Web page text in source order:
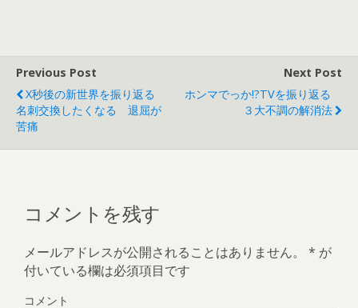
で
開
き
ま
す
)
Previous Post
X秒後の新世界を振り返る
名刺交換したくなる 退屈が
苦痛
Next Post
ホンマでっか!?TVを振り返る
３大不調の解消法
コメントを残す
メールアドレスが公開されることはありません。 * が
付いている欄は必須項目です
コメント